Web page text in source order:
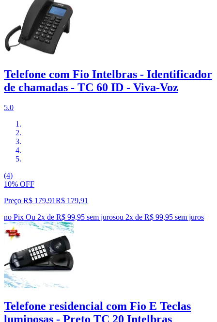
Telefone com Fio Intelbras - Identificador
de chamadas - TC 60 ID - Viva-Voz
5.0
(4)
10% OFF
Preço R$ 179,91R$ 179,91
no Pix Ou 2x de R$ 99,95 sem jurosou 2x de R$ 99,95 sem juros
Telefone residencial com Fio E Teclas
luminosas - Preto TC 20 Intelbras